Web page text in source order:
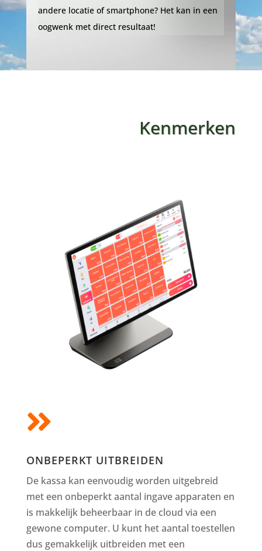
andere locatie of smartphone? Het kan in een
oogwenk met direct resultaat!
Kenmerken

ONBEPERKT UITBREIDEN
De kassa kan eenvoudig worden uitgebreid
met een onbeperkt aantal ingave apparaten en
is makkelijk beheerbaar in de cloud via een
gewone computer. U kunt het aantal toestellen
dus gemakkelijk uitbreiden met een